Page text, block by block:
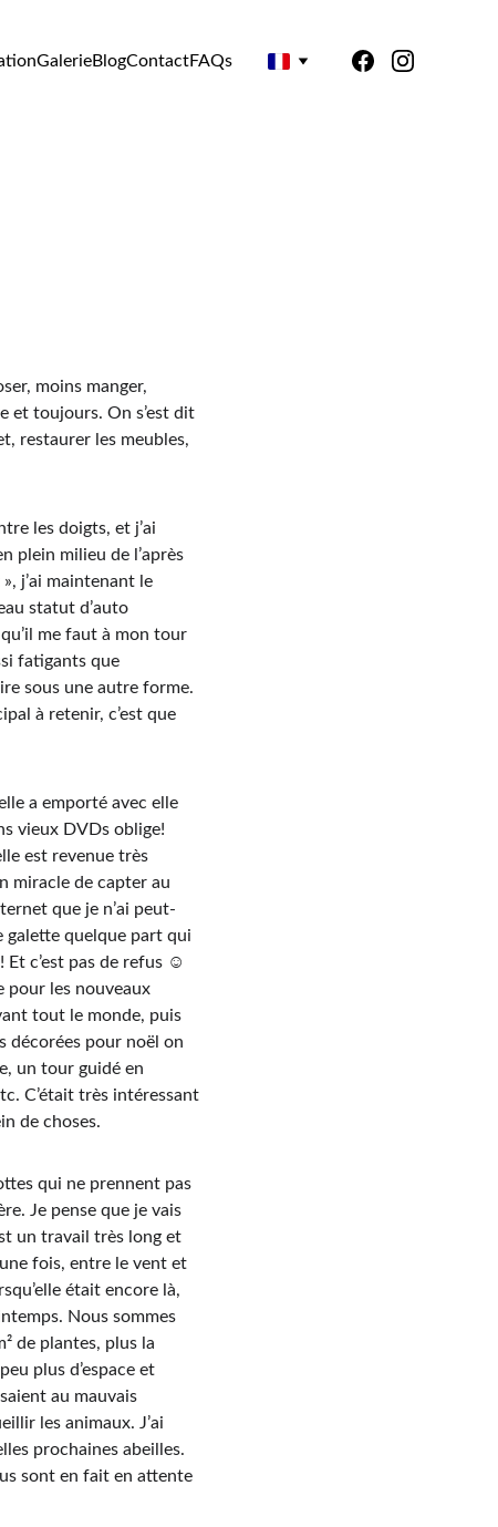
GalerieBlogContactFAQs
moins manger,
et toujours. On s’est dit
restaurer les meubles,
les doigts, et j’ai
plein milieu de l’après
j’ai maintenant le
statut d’auto
me faut à mon tour
fatigants que
sous une autre forme.
à retenir, c’est que
a emporté avec elle
vieux DVDs oblige!
est revenue très
miracle de capter au
que je n’ai peut-
galette quelque part qui
Et c’est pas de refus ☺
pour les nouveaux
tout le monde, puis
décorées pour noël on
un tour guidé en
C’était très intéressant
de choses.
qui ne prennent pas
Je pense que je vais
un travail très long et
fois, entre le vent et
était encore là,
Nous sommes
de plantes, plus la
plus d’espace et
au mauvais
les animaux. J’ai
prochaines abeilles.
sont en fait en attente